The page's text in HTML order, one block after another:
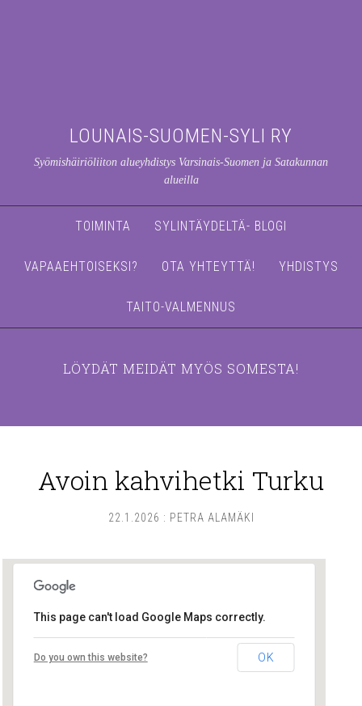
LOUNAIS-SUOMEN-SYLI RY
Syömishäiriöliiton alueyhdistys Varsinais-Suomen ja Satakunnan
alueilla
TOIMINTA SYLINTÄYDELTÄ- BLOGI
VAPAAEHTOISEKSI? OTA YHTEYTTÄ! YHDISTYS
TAITO-VALMENNUS
LÖYDÄT MEIDÄT MYÖS SOMESTA!
Avoin kahvihetki Turku
22.1.2026 : PETRA ALAMÄKI
Lounais-Suomen – SYLI ry
Maariankatu 8 D 104 - Turku
This page can't load Google Maps correctly.
Do you own this website? OK